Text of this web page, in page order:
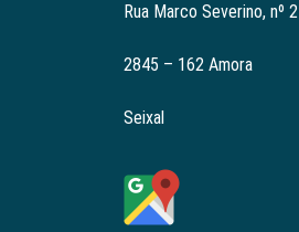
Rua Marco Severino, nº 2
2845 – 162 Amora
Seixal